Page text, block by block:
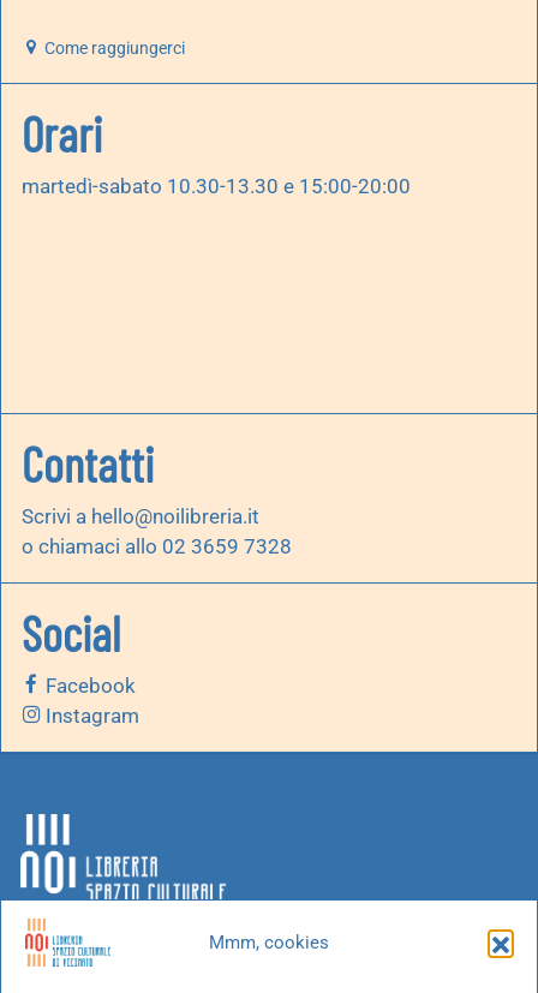
Mmm, cookies
Come raggiungerci
Orari
martedì-sabato 10.30-13.30 e 15:00-20:00
Contatti
Scrivi a hello@noilibreria.it
o chiamaci allo 02 3659 7328
Social
Facebook
Instagram